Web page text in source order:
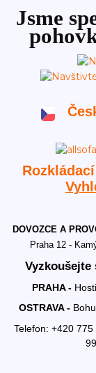
Jsme
DOVOZCE A
Praha 12 -
PRAHA -
OSTRAVA -
Telefon: +420